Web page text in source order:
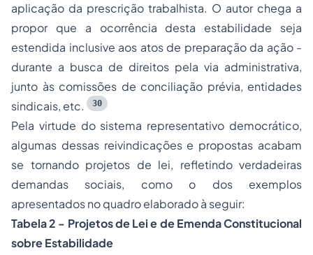
aplicação da prescrição trabalhista. O autor chega a
propor que a ocorrência desta estabilidade seja
estendida inclusive aos atos de preparação da ação -
durante a busca de direitos pela via administrativa,
junto às comissões de conciliação prévia, entidades
sindicais, etc.
30
Pela virtude do sistema representativo democrático,
algumas dessas reivindicações e propostas acabam
se tornando projetos de lei, refletindo verdadeiras
demandas sociais, como o dos exemplos
apresentados no quadro elaborado à seguir:
Tabela 2 - Projetos de Lei e de Emenda Constitucional
sobre Estabilidade